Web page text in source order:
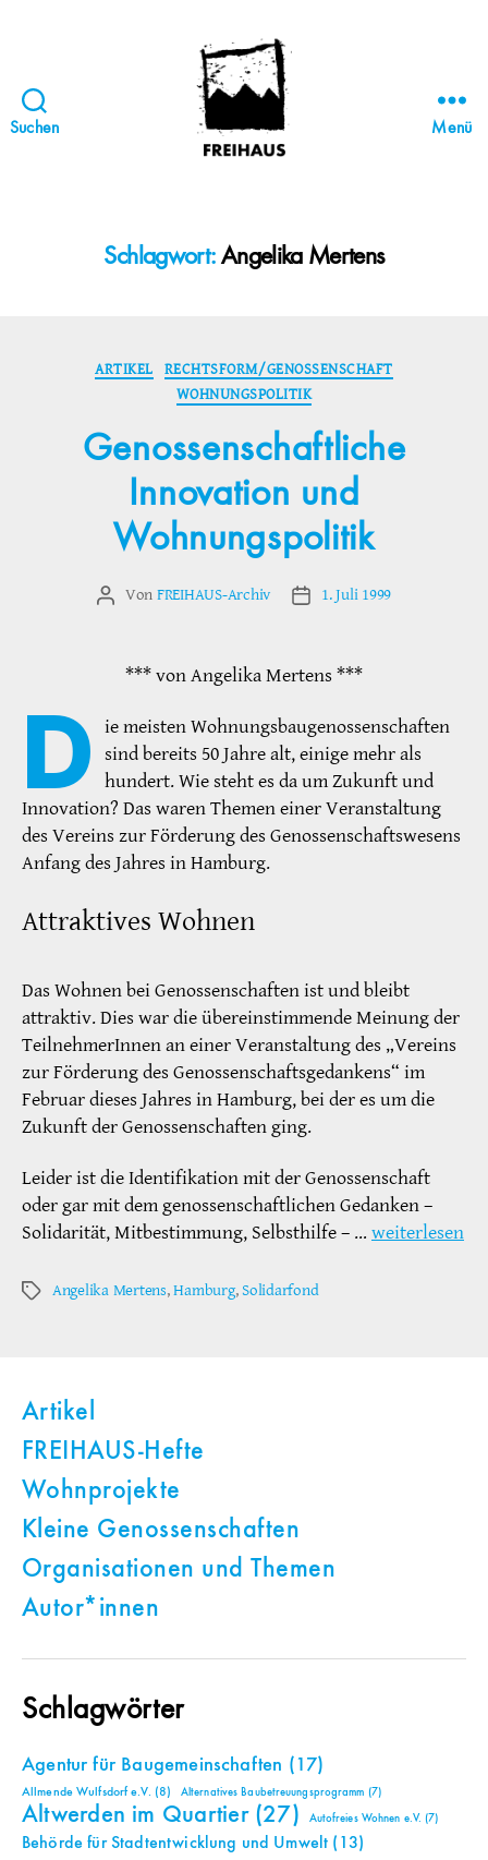
Suchen
STATTBAU
HAMBURG
Menü
Schlagwort: Angelika Mertens
Kategorien
ARTIKEL
RECHTSFORM/GENOSSENSCHAFT
WOHNUNGSPOLITIK
Genossenschaftliche
Innovation und
Wohnungspolitik
Beitragsautor
Von FREIHAUS-Archiv Veröffentlichungsdatum
1. Juli 1999
*** von Angelika Mertens ***
D ie meisten Wohnungsbaugenossenschaften
sind bereits 50 Jahre alt, einige mehr als
hundert. Wie steht es da um Zukunft und
Innovation? Das waren Themen einer Veranstaltung
des Vereins zur Förderung des Genossenschaftswesens
Anfang des Jahres in Hamburg.
Attraktives Wohnen
Das Wohnen bei Genossenschaften ist und bleibt
attraktiv. Dies war die übereinstimmende Meinung der
TeilnehmerInnen an einer Veranstaltung des „Vereins
zur Förderung des Genossenschaftsgedankens“ im
Februar dieses Jahres in Hamburg, bei der es um die
Zukunft der Genossenschaften ging.
Leider ist die Identifikation mit der Genossenschaft
oder gar mit dem genossenschaftlichen Gedanken –
Solidarität, Mitbestimmung, Selbsthilfe – … weiterlesen
Schlagwörter
Angelika Mertens,Hamburg,Solidarfond
Artikel
FREIHAUS-Hefte
Wohnprojekte
Kleine Genossenschaften
Organisationen und Themen
Autor*innen
Schlagwörter
Agentur für Baugemeinschaften (17)
Allmende Wulfsdorf e.V. (8) Alternatives Baubetreuungsprogramm (7)
Altwerden im Quartier(27) Autofreies Wohnen e.V. (7)
Behörde für Stadtentwicklung und Umwelt (13)